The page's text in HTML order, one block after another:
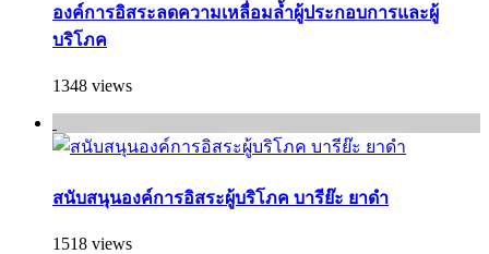
องค์การอิสระลดความเหลื่อมล้ำผู้ประกอบการและผู้
บริโภค
1348 views
สนับสนุนองค์การอิสระผู้บริโภค บารีย๊ะ ยาดำ
1518 views